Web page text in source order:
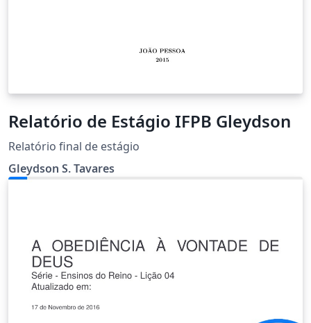
Relatório de Estágio IFPB Gleydson
Relatório final de estágio
Gleydson S. Tavares